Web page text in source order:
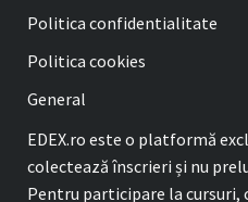
Politica confidentialitate
Politica cookies
General
EDEX.ro este o platformă
colectează înscrieri și nu
Pentru participare la